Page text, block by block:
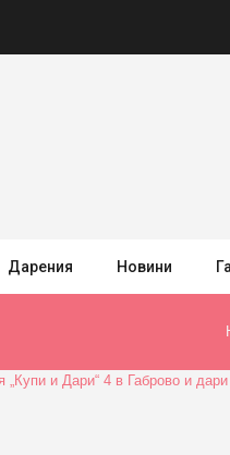
Дарения Новини
и Дари“ 4 в Габрово и